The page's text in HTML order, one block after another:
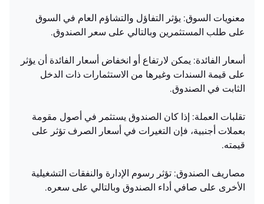
معنويات السوق: يؤثر التفاؤل والتشاؤم العام في السوق
على طلب المستثمرين وبالتالي على سعر الصندوق.
أسعار الفائدة: يمكن لارتفاع أو انخفاض أسعار الفائدة أن يؤثر
على قيمة السندات وغيرها من الاستثمارات ذات الدخل
الثابت في الصندوق.
تقلبات العملة: إذا كان الصندوق يستثمر في أصول مقومة
بعملات أجنبية، فإن التغيرات في أسعار الصرف تؤثر على
قيمته.
مصاريف الصندوق: تؤثر رسوم الإدارة والنفقات التشغيلية
الأخرى على صافي أداء الصندوق وبالتالي على سعره.